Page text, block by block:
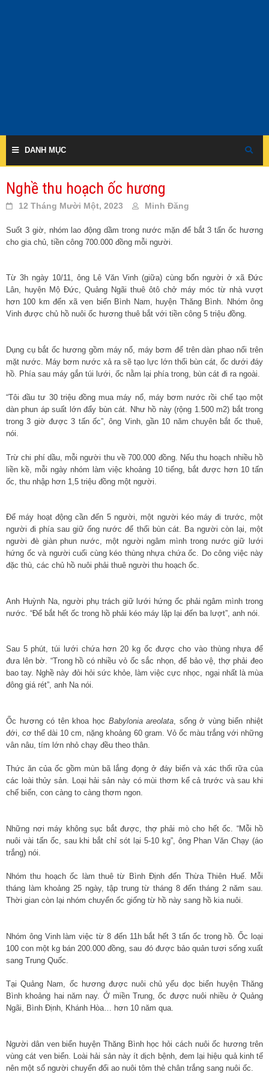
DANH MỤC
Nghề thu hoạch ốc hương
12 Tháng Mười Một, 2023 Minh Đăng
Suốt 3 giờ, nhóm lao động dầm trong nước mặn để bắt 3 tấn ốc hương
cho gia chủ, tiền công 700.000 đồng mỗi người.
Từ 3h ngày 10/11, ông Lê Văn Vinh (giữa) cùng bốn người ở xã Đức
Lân, huyện Mộ Đức, Quảng Ngãi thuê ôtô chở máy móc từ nhà vượt
hơn 100 km đến xã ven biển Bình Nam, huyện Thăng Bình. Nhóm ông
Vinh được chủ hồ nuôi ốc hương thuê bắt với tiền công 5 triệu đồng.
Dụng cụ bắt ốc hương gồm máy nổ, máy bơm để trên dàn phao nổi trên
mặt nước. Máy bơm nước xả ra sẽ tạo lực lớn thổi bùn cát, ốc dưới đáy
hồ. Phía sau máy gắn túi lưới, ốc nằm lại phía trong, bùn cát đi ra ngoài.
“Tôi đầu tư 30 triệu đồng mua máy nổ, máy bơm nước rồi chế tạo một
dàn phun áp suất lớn đẩy bùn cát. Như hồ này (rộng 1.500 m2) bắt trong
trong 3 giờ được 3 tấn ốc”, ông Vinh, gần 10 năm chuyên bắt ốc thuê,
nói.
Trừ chi phí dầu, mỗi người thu về 700.000 đồng. Nếu thu hoạch nhiều hồ
liền kề, mỗi ngày nhóm làm việc khoảng 10 tiếng, bắt được hơn 10 tấn
ốc, thu nhập hơn 1,5 triệu đồng một người.
Để máy hoạt động cần đến 5 người, một người kéo máy đi trước, một
người đi phía sau giữ ống nước để thổi bùn cát. Ba người còn lại, một
người đè giàn phun nước, một người ngâm mình trong nước giữ lưới
hứng ốc và người cuối cùng kéo thùng nhựa chứa ốc. Do công việc này
đặc thù, các chủ hồ nuôi phải thuê người thu hoạch ốc.
Anh Huỳnh Na, người phụ trách giữ lưới hứng ốc phải ngâm mình trong
nước. “Để bắt hết ốc trong hồ phải kéo máy lặp lại đến ba lượt”, anh nói.
Sau 5 phút, túi lưới chứa hơn 20 kg ốc được cho vào thùng nhựa để
đưa lên bờ. “Trong hồ có nhiều vỏ ốc sắc nhọn, để bảo vệ, thợ phải đeo
bao tay. Nghề này đỏi hỏi sức khỏe, làm việc cực nhọc, ngại nhất là mùa
đông giá rét”, anh Na nói.
Ốc hương có tên khoa học Babylonia areolata , sống ở vùng biển nhiệt
đới, cơ thể dài 10 cm, nặng khoảng 60 gram. Vỏ ốc màu trắng với những
vân nâu, tím lớn nhỏ chạy đều theo thân.
Thức ăn của ốc gồm mùn bã lắng đọng ở đáy biển và xác thối rữa của
các loài thủy sản. Loại hải sản này có mùi thơm kể cả trước và sau khi
chế biến, con càng to càng thơm ngon.
Những nơi máy không sục bắt được, thợ phải mò cho hết ốc. “Mỗi hồ
nuôi vài tấn ốc, sau khi bắt chỉ sót lại 5-10 kg”, ông Phan Văn Chạy (áo
trắng) nói.
Nhóm thu hoạch ốc làm thuê từ Bình Định đến Thừa Thiên Huế. Mỗi
tháng làm khoảng 25 ngày, tập trung từ tháng 8 đến tháng 2 năm sau.
Thời gian còn lại nhóm chuyển ốc giống từ hồ này sang hồ kia nuôi.
Nhóm ông Vinh làm việc từ 8 đến 11h bắt hết 3 tấn ốc trong hồ. Ốc loại
100 con một kg bán 200.000 đồng, sau đó được bảo quản tươi sống xuất
sang Trung Quốc.
Tại Quảng Nam, ốc hương được nuôi chủ yếu dọc biển huyện Thăng
Bình khoảng hai năm nay. Ở miền Trung, ốc được nuôi nhiều ở Quảng
Ngãi, Bình Định, Khánh Hòa… hơn 10 năm qua.
Người dân ven biển huyện Thăng Bình học hỏi cách nuôi ốc hương trên
vùng cát ven biển. Loài hải sản này ít dịch bệnh, đem lại hiệu quả kinh tế
nên một số người chuyển đổi ao nuôi tôm thẻ chân trắng sang nuôi ốc.